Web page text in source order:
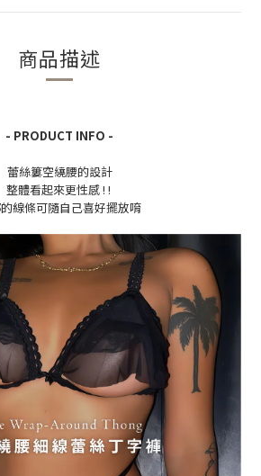
商品描述
- PRODUCT INFO -
蕾絲簍空繞腰的設計
整體看起來更性感 ! !
線條可隨自己喜好擺放唷